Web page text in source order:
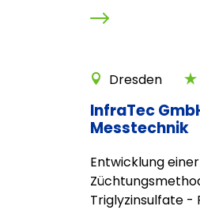
Dresden
InfraTec
Messtechnik
Entwicklung
Triglyzinsulfate -